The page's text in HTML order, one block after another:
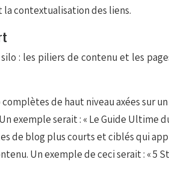
contextualisation des liens.
: les piliers de contenu et les
complètes de haut niveau axées
exemple serait : « Le Guide Ultime
de blog plus courts et ciblés qui
Un exemple de ceci serait : « 5